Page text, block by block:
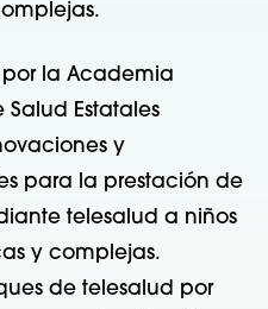
por la Academia
Estatales
y
para la prestación de
telesalud a niños
y complejas.
de telesalud por